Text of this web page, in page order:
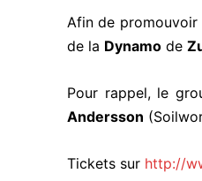
Afin de promouvoir
de la Dynamo de
Pour rappel, le
Andersson
Tickets sur http://